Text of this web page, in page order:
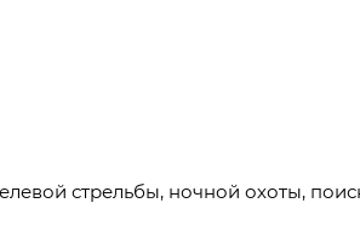
стрельбы, ночной охоты,